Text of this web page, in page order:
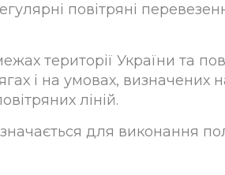
повітряні
території України та
і на умовах, визначених
ліній.
для виконання